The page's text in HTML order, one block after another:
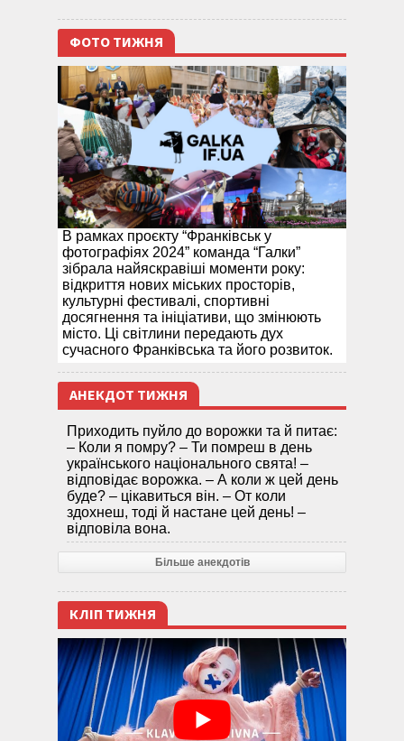
ФОТО ТИЖНЯ
В рамках проєкту “Франківськ у
фотографіях 2024” команда “Галки”
зібрала найяскравіші моменти року:
відкриття нових міських просторів,
культурні фестивалі, спортивні
досягнення та ініціативи, що змінюють
місто. Ці світлини передають дух
сучасного Франківська та його розвиток.
АНЕКДОТ ТИЖНЯ
Приходить пуйло до ворожки та й питає:
– Коли я помру? – Ти помреш в день
українського національного свята! –
відповідає ворожка. – А коли ж цей день
буде? – цікавиться він. – От коли
здохнеш, тоді й настане цей день! –
відповіла вона.
Більше анекдотів
КЛІП ТИЖНЯ